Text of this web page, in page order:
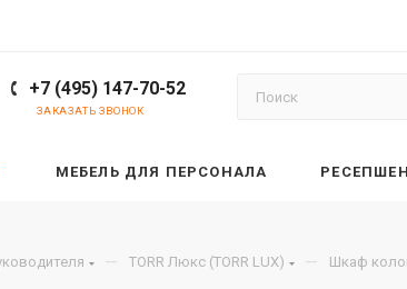
+7 (495) 147-70-52
ЗАКАЗАТЬ ЗВОНОК
МЕБЕЛЬ ДЛЯ ПЕРСОНАЛА РЕСЕПШЕН
— TORR Люкс (TORR LUX) — Шкаф